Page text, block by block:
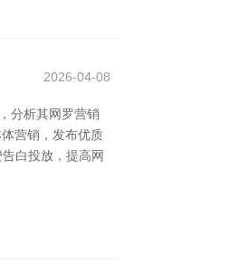
2026-04-08
分析其网罗营销
营销，发布优质
白投放，提高网